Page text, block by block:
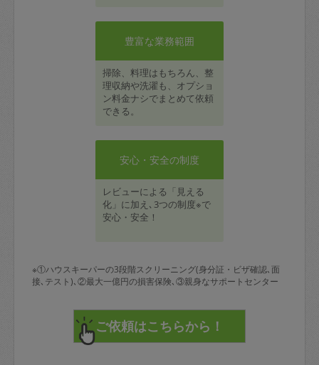
豊富な業務範囲
掃除、料理はもちろん、整
理収納や洗濯も、オプショ
ン料金ナシでまとめて依頼
できる。
安心・安全の制度
レビューによる「見える
化」に加え､3つの制度※で
安心・安全！
※①ハウスキーパーの3段階スクリーニング(身分証・ビザ確認､面
接､テスト)､②最大一億円の損害保険､③親身なサポートセンター